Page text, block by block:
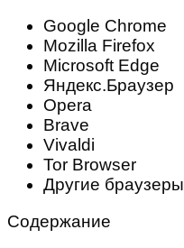
Google Chrome
Mozilla Firefox
Microsoft Edge
Яндекс.Браузер
Opera
Brave
Vivaldi
Tor Browser
Другие браузеры
Содержание